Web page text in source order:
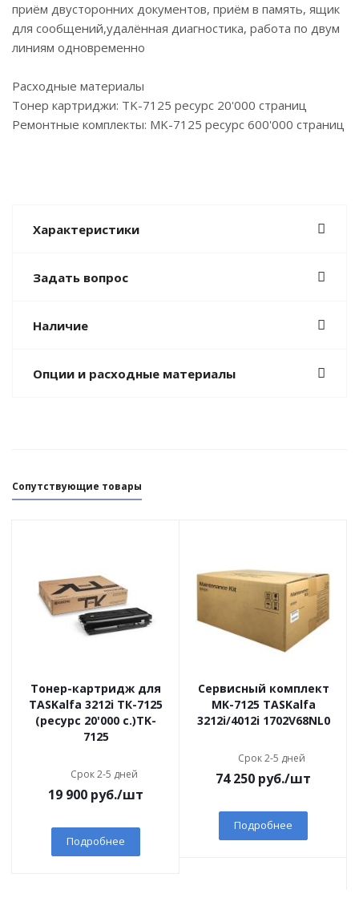
приём двусторонних документов, приём в память, ящик
для сообщений,удалённая диагностика, работа по двум
линиям одновременно
Расходные материалы
Тонер картриджи: TK-7125 ресурс 20'000 страниц
Ремонтные комплекты: MK-7125 ресурс 600'000 страниц
Характеристики
Задать вопрос
Наличие
Опции и расходные материалы
Сопутствующие товары
Тонер-картридж для
TASKalfa 3212i ТК-7125
(ресурс 20'000 c.)TK-
7125
Срок 2-5 дней
19 900 руб./шт
Подробнее
Сервисный комплект
MK-7125 TASKalfa
3212i/4012i 1702V68NL0
Срок 2-5 дней
74 250 руб./шт
Подробнее